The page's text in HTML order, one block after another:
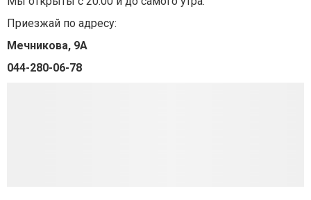
Приезжай по адресу:
Мечникова, 9А
044-280-06-78